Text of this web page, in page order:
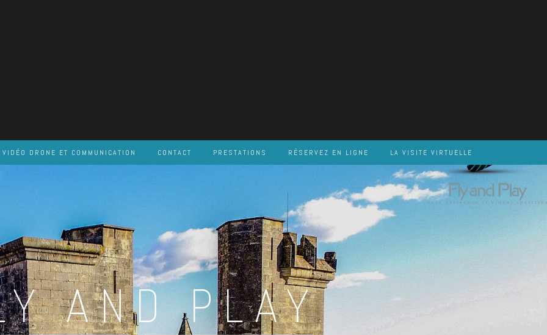
VIDÉO DRONE ET COMMUNICATION CONTACT PRESTATIONS RÉSERVEZ EN LIGNE LA VISITE VIRTUELLE
AND PLAY